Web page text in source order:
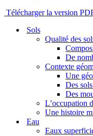
Télécharger la version
Sols
Qualité des
De
Contexte
Une
Des
Des
L’occupation
Une histoire
Eau
Eaux